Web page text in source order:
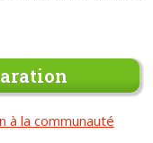
à la communauté